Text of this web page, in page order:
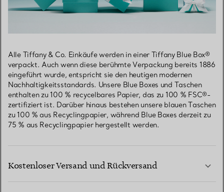
Alle Tiffany & Co. Einkäufe werden in einer Tiffany Blue Box®
verpackt. Auch wenn diese berühmte Verpackung bereits 1886
eingeführt wurde, entspricht sie den heutigen modernen
Nachhaltigkeitsstandards. Unsere Blue Boxes und Taschen
enthalten zu 100 % recycelbares Papier, das zu 100 % FSC®-
zertifiziert ist. Darüber hinaus bestehen unsere blauen Taschen
zu 100 % aus Recyclingpapier, während Blue Boxes derzeit zu
75 % aus Recyclingpapier hergestellt werden.
Kostenloser Versand und Rückversand